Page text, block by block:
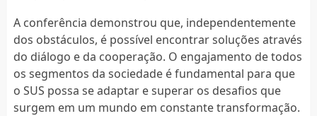
A conferência demonstrou que, independentemente
dos obstáculos, é possível encontrar soluções através
do diálogo e da cooperação. O engajamento de todos
os segmentos da sociedade é fundamental para que
o SUS possa se adaptar e superar os desafios que
surgem em um mundo em constante transformação.